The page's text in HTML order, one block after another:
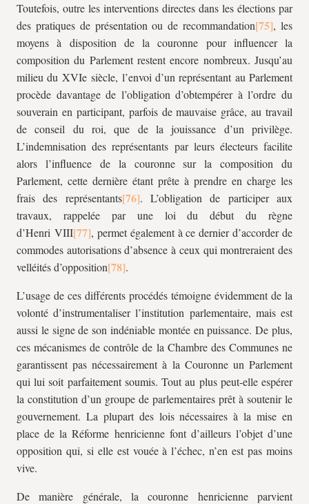
Toutefois, outre les interventions directes dans les élections par
des pratiques de présentation ou de recommandation
, les
moyens à disposition de la couronne pour influencer la
composition du Parlement restent encore nombreux. Jusqu’au
milieu du XVIe siècle, l’envoi d’un représentant au Parlement
procède davantage de l’obligation d’obtempérer à l’ordre du
souverain en participant, parfois de mauvaise grâce, au travail
de conseil du roi, que de la jouissance d’un privilège.
L’indemnisation des représentants par leurs électeurs facilite
alors l’influence de la couronne sur la composition du
Parlement, cette dernière étant prête à prendre en charge les
frais des représentants
. L’obligation de participer aux
travaux, rappelée par une loi du début du règne
d’Henri VIII
, permet également à ce dernier d’accorder de
commodes autorisations d’absence à ceux qui montreraient des
velléités d’opposition
.
L’usage de ces différents procédés témoigne évidemment de la
volonté d’instrumentaliser l’institution parlementaire, mais est
aussi le signe de son indéniable montée en puissance. De plus,
ces mécanismes de contrôle de la Chambre des Communes ne
garantissent pas nécessairement à la Couronne un Parlement
qui lui soit parfaitement soumis. Tout au plus peut-elle espérer
la constitution d’un groupe de parlementaires prêt à soutenir le
gouvernement. La plupart des lois nécessaires à la mise en
place de la Réforme henricienne font d’ailleurs l’objet d’une
opposition qui, si elle est vouée à l’échec, n’en est pas moins
vive.
De manière générale, la couronne henricienne parvient